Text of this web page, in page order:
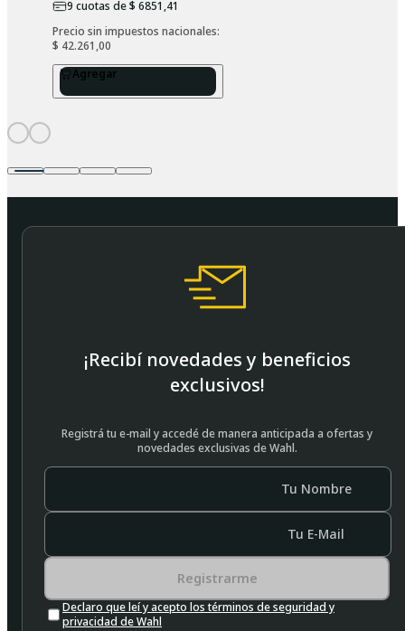
9 cuotas de$ 6851,41
Precio sin impuestos nacionales:
$ 42.261,00
Agregar
¡Recibí novedades y beneficios
exclusivos!
Registrá tu e-mail y accedé de manera anticipada a ofertas y
novedades exclusivas de Wahl.
Tu Nombre
Tu E-Mail
Registrarme
Declaro que leí y acepto los términos de seguridad y
privacidad de Wahl